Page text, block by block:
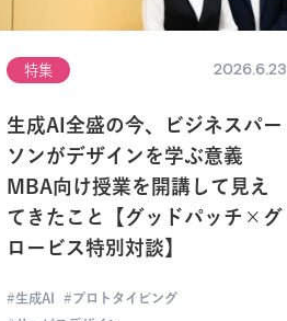
特集 2026.6.23
生成AI全盛の今、ビジネスパー
ソンがデザインを学ぶ意義
MBA向け授業を開講して見え
てきたこと【グッドパッチ×グ
ロービス特別対談】
生成AI
プロトタイピング